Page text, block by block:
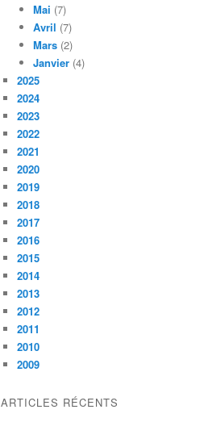
Mai (7)
Avril (7)
Mars (2)
Janvier (4)
2025
2024
2023
2022
2021
2020
2019
2018
2017
2016
2015
2014
2013
2012
2011
2010
2009
ARTICLES RÉCENTS